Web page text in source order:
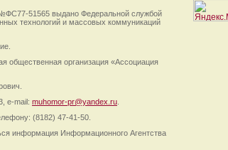
51565 выдано Федеральной службой
технологий и массовых коммуникаций
общественная организация «Ассоциация
e-mail: muhomor-pr@yandex.ru
(8182) 47-41-50.
информация Информационного Агентства